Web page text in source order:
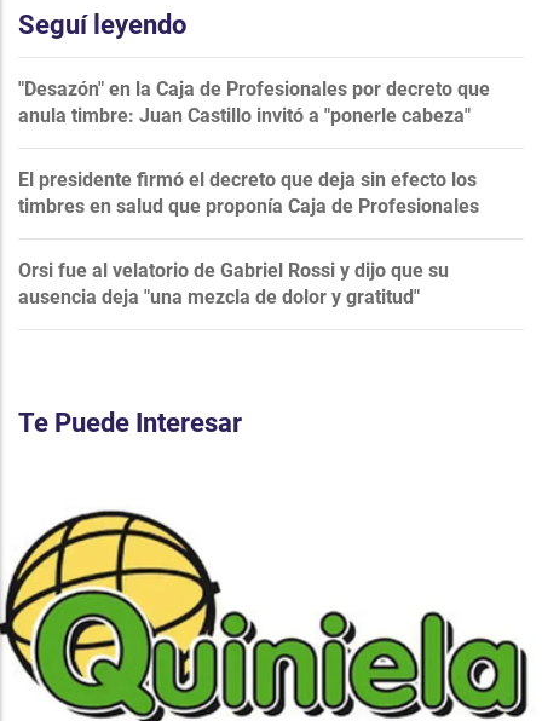
Seguí leyendo
"Desazón" en la Caja de Profesionales por decreto que
anula timbre: Juan Castillo invitó a "ponerle cabeza"
El presidente firmó el decreto que deja sin efecto los
timbres en salud que proponía Caja de Profesionales
Orsi fue al velatorio de Gabriel Rossi y dijo que su
ausencia deja "una mezcla de dolor y gratitud"
Te Puede Interesar